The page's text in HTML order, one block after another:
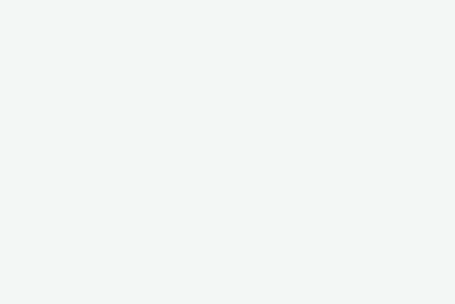
test achieve - and what not?